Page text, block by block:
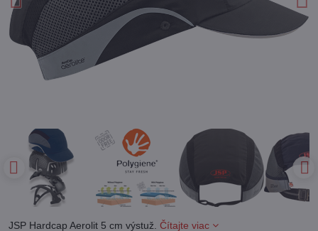
JSP Hardcap Aerolit 5 cm výstuž. Čítajte viac